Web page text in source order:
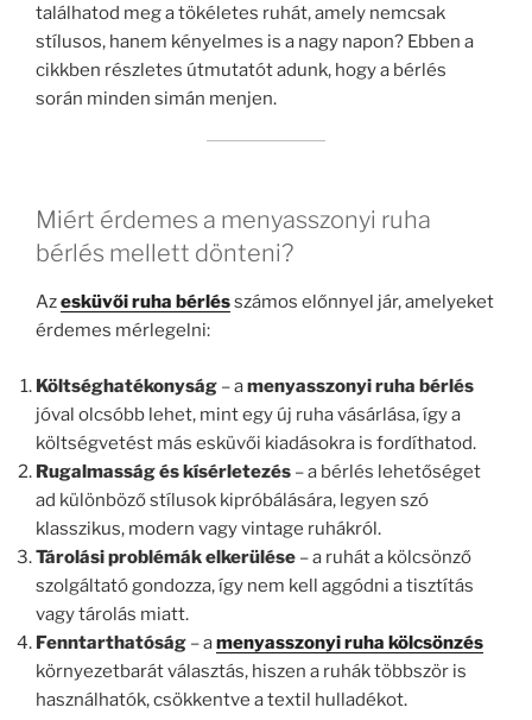
találhatod meg a tökéletes ruhát, amely nemcsak
stílusos, hanem kényelmes is a nagy napon? Ebben a
cikkben részletes útmutatót adunk, hogy a bérlés
során minden simán menjen.
Miért érdemes a menyasszonyi ruha
bérlés mellett dönteni?
Azesküvői ruha bérlésszámos előnnyel jár, amelyeket
érdemes mérlegelni:
Költséghatékonyság – amenyasszonyi ruha bérlés
jóval olcsóbb lehet, mint egy új ruha vásárlása, így a
költségvetést más esküvői kiadásokra is fordíthatod.
Rugalmasság és kísérletezés – a bérlés lehetőséget
ad különböző stílusok kipróbálására, legyen szó
klasszikus, modern vagy vintage ruhákról.
Tárolási problémák elkerülése – a ruhát a kölcsönző
szolgáltató gondozza, így nem kell aggódni a tisztítás
vagy tárolás miatt.
Fenntarthatóság – amenyasszonyi ruha kölcsönzés
környezetbarát választás, hiszen a ruhák többször is
használhatók, csökkentve a textil hulladékot.